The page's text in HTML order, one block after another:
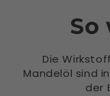
So
Die
Mandelöl sind
der